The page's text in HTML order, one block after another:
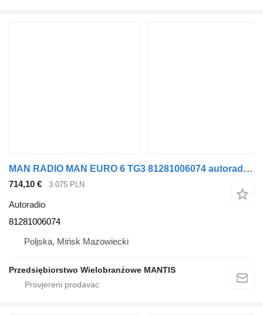
MAN RADIO MAN EURO 6 TG3 81281006074 autoradio za tegljača
714,10 € 3.075 PLN
Autoradio
81281006074
Poljska, Mińsk Mazowiecki
Przedsiębiorstwo Wielobranżowe MANTIS